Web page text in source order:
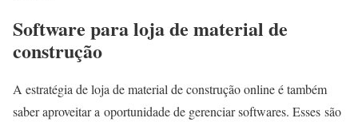
Software para loja de material de
construção
A estratégia de loja de material de construção online é também
saber aproveitar a oportunidade de gerenciar softwares. Esses são